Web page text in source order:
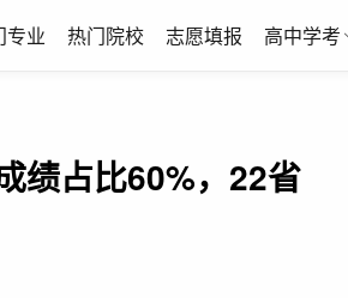
专业 热门院校 志愿填报 高中学考
绩占比60%，22省